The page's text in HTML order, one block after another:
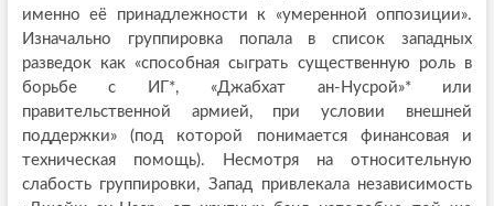
именно её принадлежности к «умеренной оппозиции».
Изначально группировка попала в список западных
разведок как «способная сыграть существенную роль в
борьбе с ИГ*, «Джабхат ан-Нусрой»* или
правительственной армией, при условии внешней
поддержки» (под которой понимается финансовая и
техническая помощь). Несмотря на относительную
слабость группировки, Запад привлекала независимость